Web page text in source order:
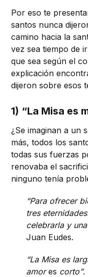
Por eso te
santos nunca
camino hacia la
vez sea tiempo de
que sea según el
explicación
dijeron sobre esos
1) “La Misa es
¿Se imaginan a un
más, todos los
todas sus fuerzas
renovaba el
ninguno tenía
“Para ofrecer
tres
celebrarla y
Juan Eudes.
“La Misa es
amores corto”.